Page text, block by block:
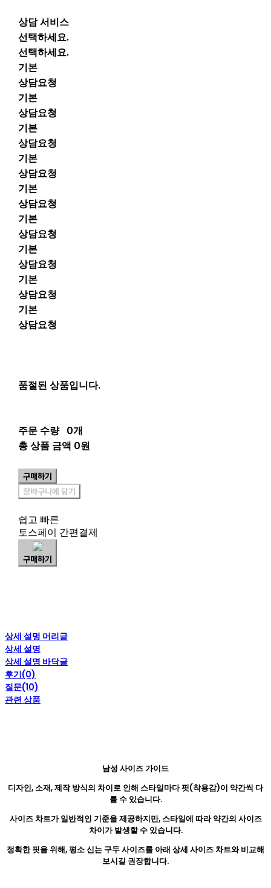
상담 서비스
선택하세요.
선택하세요.
기본
상담요청
기본
상담요청
기본
상담요청
기본
상담요청
기본
상담요청
기본
상담요청
기본
상담요청
기본
상담요청
기본
상담요청
품절된 상품입니다.
주문 수량 0개
총 상품 금액 0원
구매하기
장바구니에 담기
쉽고 빠른
토스페이 간편결제
구매하기
상세 설명 머리글
상세 설명
상세 설명 바닥글
후기(0)
질문(10)
관련 상품
남성 사이즈 가이드
디자인, 소재, 제작 방식의 차이로 인해 스타일마다 핏(착용감)이 약간씩 다
를 수 있습니다.
사이즈 차트가 일반적인 기준을 제공하지만, 스타일에 따라 약간의 사이즈
차이가 발생할 수 있습니다.
정확한 핏을 위해, 평소 신는 구두 사이즈를 아래 상세 사이즈 차트와 비교해
보시길 권장합니다.